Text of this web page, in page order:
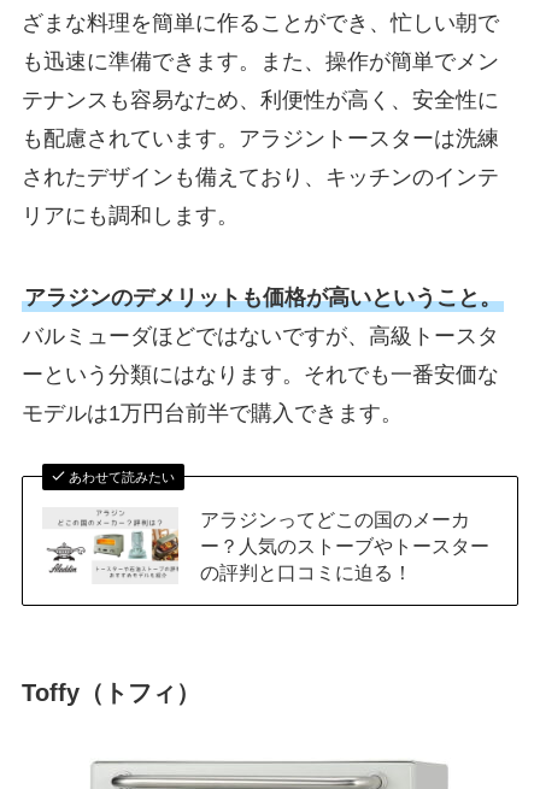
ざまな料理を簡単に作ることができ、忙しい朝で
も迅速に準備できます。また、操作が簡単でメン
テナンスも容易なため、利便性が高く、安全性に
も配慮されています。アラジントースターは洗練
されたデザインも備えており、キッチンのインテ
リアにも調和します。
アラジンのデメリットも価格が高いということ。
バルミューダほどではないですが、高級トースタ
ーという分類にはなります。それでも一番安価な
モデルは1万円台前半で購入できます。
あわせて読みたい
アラジンってどこの国のメーカ
ー？人気のストーブやトースター
の評判と口コミに迫る！
Toffy（トフィ）